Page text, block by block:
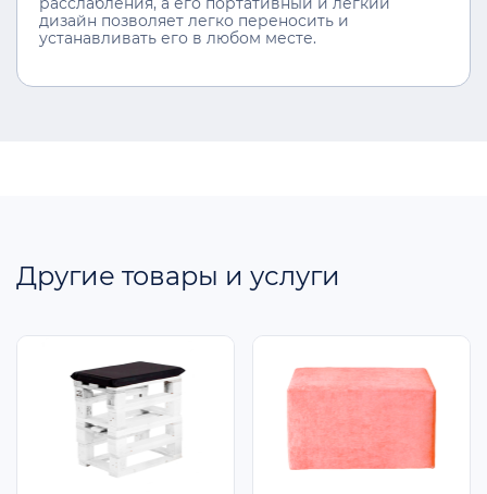
расслабления, а его портативный и лёгкий
дизайн позволяет легко переносить и
устанавливать его в любом месте.
Другие товары и услуги